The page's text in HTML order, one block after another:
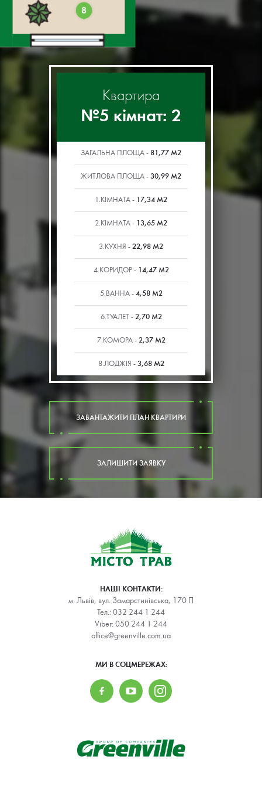
8
Квартира
№5 кімнат: 2
ЗАГАЛЬНА ПЛОЩА - 81,77 М2
ЖИТЛОВА ПЛОЩА - 30,99 М2
1.КІМНАТА - 17,34 М2
2.КІМНАТА - 13,65 М2
3.КУХНЯ - 22,98 М2
4.КОРИДОР - 14,47 М2
5.ВАННА - 4,58 М2
6.ТУАЛЕТ - 2,70 М2
7.КОМОРА - 2,37 М2
8.ЛОДЖІЯ - 3,68 М2
ЗАВАНТАЖИТИ ПЛАН КВАРТИРИ
ЗАЛИШИТИ ЗАЯВКУ
НАШІ КОНТАКТИ:
м. Львів, вул. Замарстинівська, 170 П
Тел.: 032 244 1 244
Viber: 050 244 1 244
office@greenville.com.ua
МИ В СОЦМЕРЕЖАХ: